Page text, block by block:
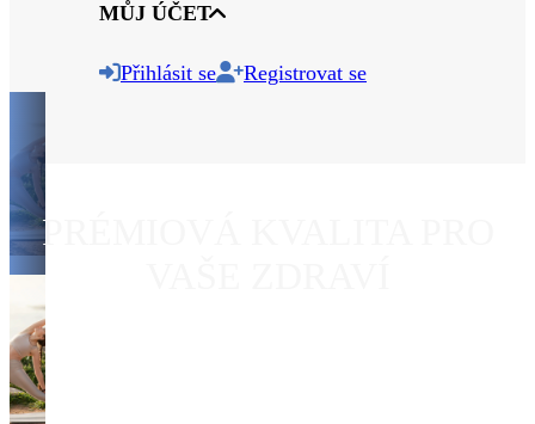
MŮJ ÚČET
Přihlásit se Registrovat se
PRÉMIOVÁ KVALITA PRO
ZJISTĚTE VÍCE